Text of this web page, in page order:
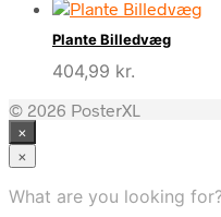
Plante Billedvæg
404,99 kr.
© 2026 PosterXL
×
×
What are you looking for?